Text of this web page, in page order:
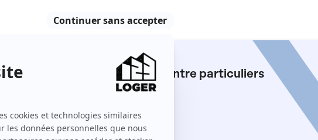
à Paris 9e Arrondissement entre particuliers
location